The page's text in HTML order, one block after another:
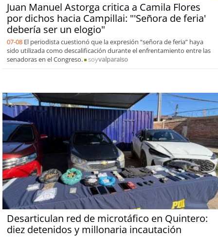
Juan Manuel Astorga critica a Camila Flores
por dichos hacia Campillai: "'Señora de feria'
debería ser un elogio"
07-08 El periodista cuestionó que la expresión “señora de feria” haya
sido utilizada como descalificación durante el enfrentamiento entre las
senadoras en el Congreso.
soyvalparaiso
Desarticulan red de microtáfico en Quintero:
diez detenidos y millonaria incautación